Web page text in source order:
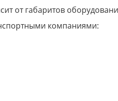
от габаритов
компаниями: